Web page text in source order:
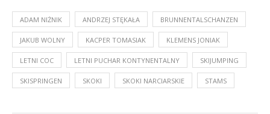
ADAM NIŻNIK ANDRZEJ STĘKAŁA BRUNNENTALSCHANZEN
JAKUB WOLNY KACPER TOMASIAK KLEMENS JONIAK
LETNI COC LETNI PUCHAR KONTYNENTALNY SKIJUMPING
SKISPRINGEN SKOKI SKOKI NARCIARSKIE STAMS